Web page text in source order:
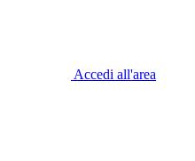
Accedi all'area